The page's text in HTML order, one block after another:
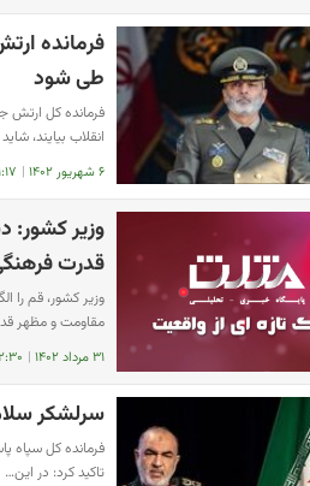
فرمانده
طی شود
انقلاب بیایند،
۶ شهریور ۱۴۰۲ |
وزیر کشور:
قدرت
وزیر کشور، قم را
مقاومت و مظهر
۳۱ مرداد ۱۴۰۲ |
سرلشکر
فرمانده کل سپاه
تاکید کرد: در این…